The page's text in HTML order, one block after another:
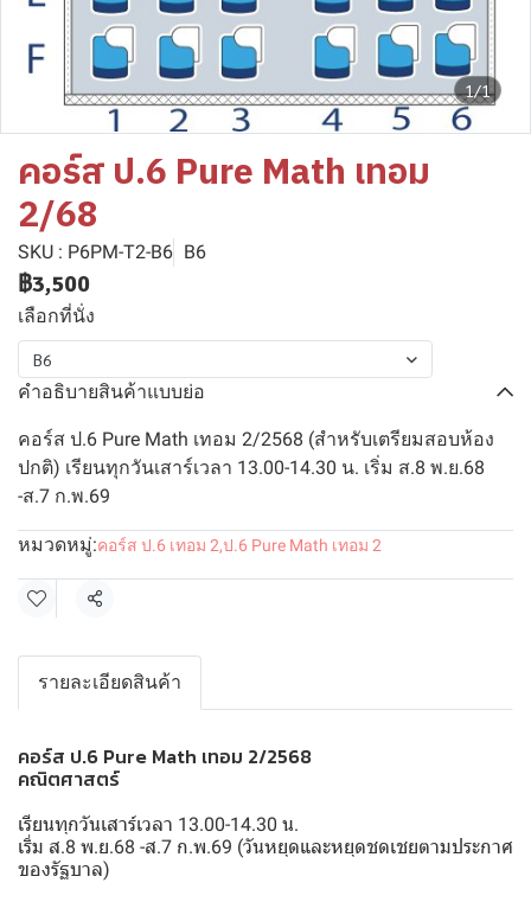
1/1
คอร์ส ป.6 Pure Math เทอม
2/68
SKU : P6PM-T2-B6 B6
฿3,500
เลือกที่นั่ง
B6
คำอธิบายสินค้าแบบย่อ
คอร์ส ป.6 Pure Math เทอม 2/2568 (สำหรับเตรียมสอบห้อง
ปกติ) เรียนทุกวันเสาร์เวลา 13.00-14.30 น. เริ่ม ส.8 พ.ย.68
-ส.7 ก.พ.69
หมวดหมู่:คอร์ส ป.6 เทอม 2,ป.6 Pure Math เทอม 2
แชร์
รายละเอียดสินค้า
คอร์ส ป.6 Pure Math เทอม 2/2568
คณิตศาสตร์
เรียนทุกวันเสาร์เวลา 13.00-14.30 น.
เริ่ม ส.8 พ.ย.68 -ส.7 ก.พ.69 (วันหยุดและหยุดชดเชยตามประกาศ
ของรัฐบาล)